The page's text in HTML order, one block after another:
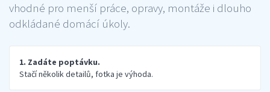
vhodné pro menší práce, opravy, montáže i dlouho
odkládané domácí úkoly.
1. Zadáte poptávku.
Stačí několik detailů, fotka je výhoda.